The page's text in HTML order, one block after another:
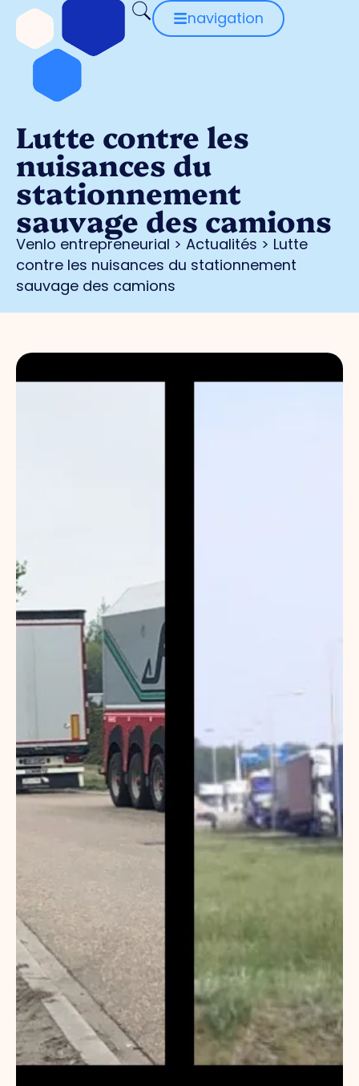
navigation
Lutte contre les
nuisances du
stationnement
sauvage des camions
Venlo entrepreneurial > Actualités > Lutte
contre les nuisances du stationnement
sauvage des camions